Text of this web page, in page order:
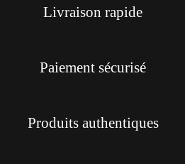
Livraison rapide
Paiement sécurisé
Produits authentiques